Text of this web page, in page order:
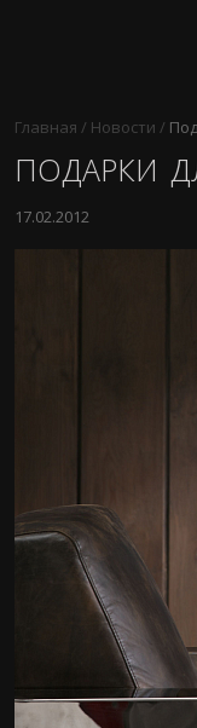
Главная / Новости /
ПОДАРКИ
17.02.2012